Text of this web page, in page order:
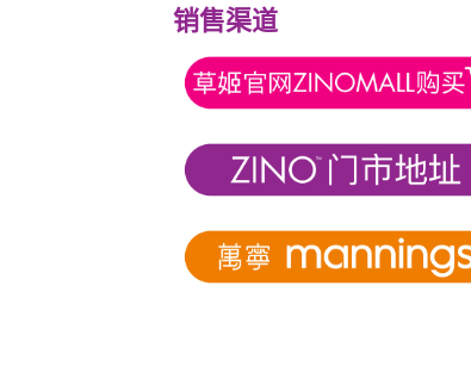
销售渠道